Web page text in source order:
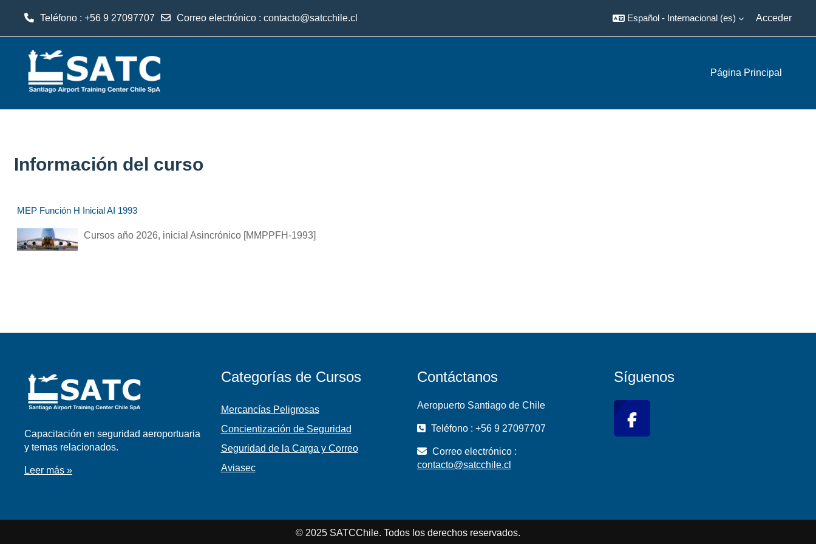
Teléfono : +56 9 27097707 Correo electrónico : contacto@satcchile.cl Español - Internacional ‎(es)‎ Acceder
Página Principal
Información del curso
MEP Función H Inicial AI 1993
Cursos año 2026, inicial Asincrónico [MMPPFH-1993]
Capacitación en seguridad aeroportuaria
y temas relacionados.
Leer más »
Categorías de Cursos
Mercancías Peligrosas
Concientización de Seguridad
Seguridad de la Carga y Correo
Aviasec
Contáctanos
Aeropuerto Santiago de Chile
Teléfono : +56 9 27097707
Correo electrónico :
contacto@satcchile.cl
Síguenos
© 2025 SATCChile. Todos los derechos reservados.